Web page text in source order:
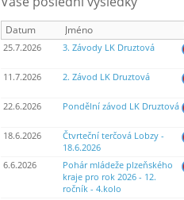
Datum Jméno
25.7.2026 3. Závody LK Druztová
11.7.2026 2. Závod LK Druztová
22.6.2026 Pondělní závod LK Druztová
18.6.2026
Čtvrteční terčová Lobzy -
18.6.2026
6.6.2026
Pohár mládeže plzeňského
kraje pro rok 2026 - 12.
ročník - 4.kolo